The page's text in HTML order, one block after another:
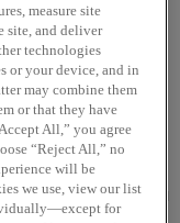
pratique la
de
de
en CDI basé(e) à
measure site
site, and deliver
technologies
or your device, and in
may combine them
or that they have
All,” you agree
“Reject All,” no
will be
we use, view our list
for